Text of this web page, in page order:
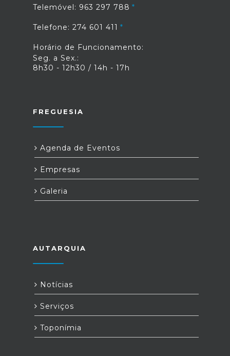
Telemóvel: 963 297 788
Telefone: 274 601 411
Horário de Funcionamento:
Seg. a Sex.:
8h30 - 12h30 / 14h - 17h
FREGUESIA
Agenda de Eventos
Empresas
Galeria
AUTARQUIA
Notícias
Serviços
Toponímia